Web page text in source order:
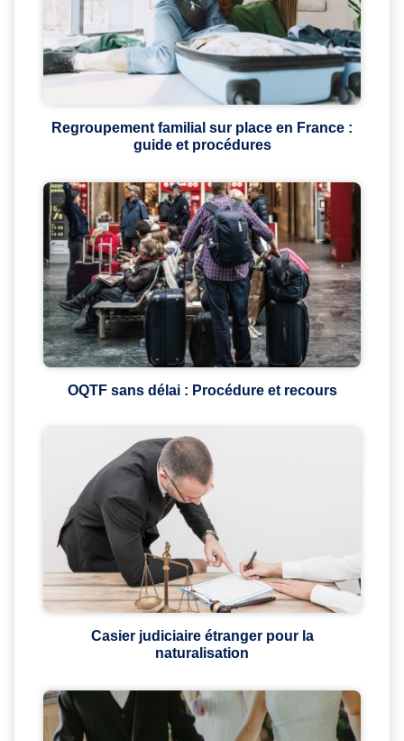
Regroupement familial sur place en France :
guide et procédures
OQTF sans délai : Procédure et recours
Casier judiciaire étranger pour la
naturalisation